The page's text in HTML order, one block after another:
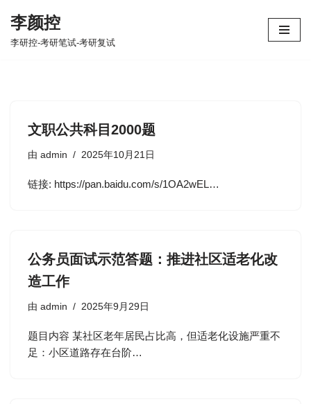
跳
李颜控
李研控-考研笔试-考研复试
文职公共科目2000题
由 admin 2025年10月21日
链接: https://pan.baidu.com/s/1OA2wEL…
公务员面试示范答题：推进社区适老化改
造工作
由 admin 2025年9月29日
题目内容 某社区老年居民占比高，但适老化设施严重不
足：小区道路存在台阶…